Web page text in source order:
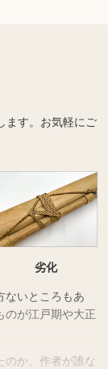
す。 お気軽にご
劣化
ないところもあ
のが江戸期や大正
のか、作者が誰な